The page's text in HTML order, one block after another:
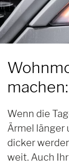
machen:
Wenn die
Ärmel länger
dicker
weit. Auch